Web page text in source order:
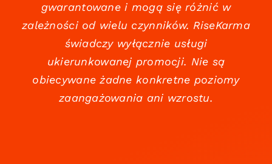
gwarantowane i mogą się różnić w
zależności od wielu czynników. RiseKarma
świadczy wyłącznie usługi
ukierunkowanej promocji. Nie są
obiecywane żadne konkretne poziomy
zaangażowania ani wzrostu.